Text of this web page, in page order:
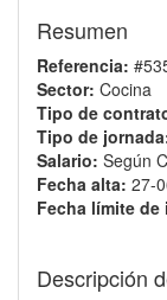
Resumen
Referencia:
Sector: Cocina
Tipo de
Tipo de
Salario: Según
Fecha alta: 27-
Fecha límite
Descripción